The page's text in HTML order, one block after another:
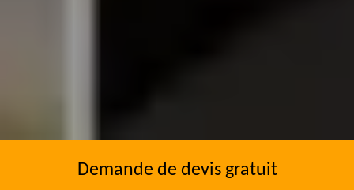
Demande de devis gratuit